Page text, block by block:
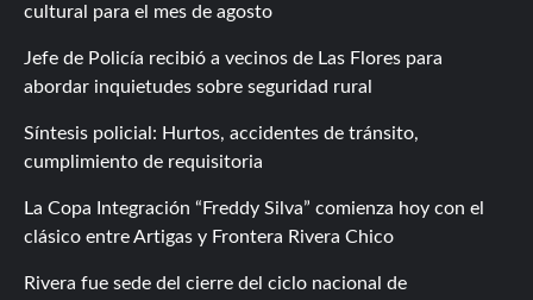
cultural para el mes de agosto
Jefe de Policía recibió a vecinos de Las Flores para
abordar inquietudes sobre seguridad rural
Síntesis policial: Hurtos, accidentes de tránsito,
cumplimiento de requisitoria
La Copa Integración “Freddy Silva” comienza hoy con el
clásico entre Artigas y Frontera Rivera Chico
Rivera fue sede del cierre del ciclo nacional de